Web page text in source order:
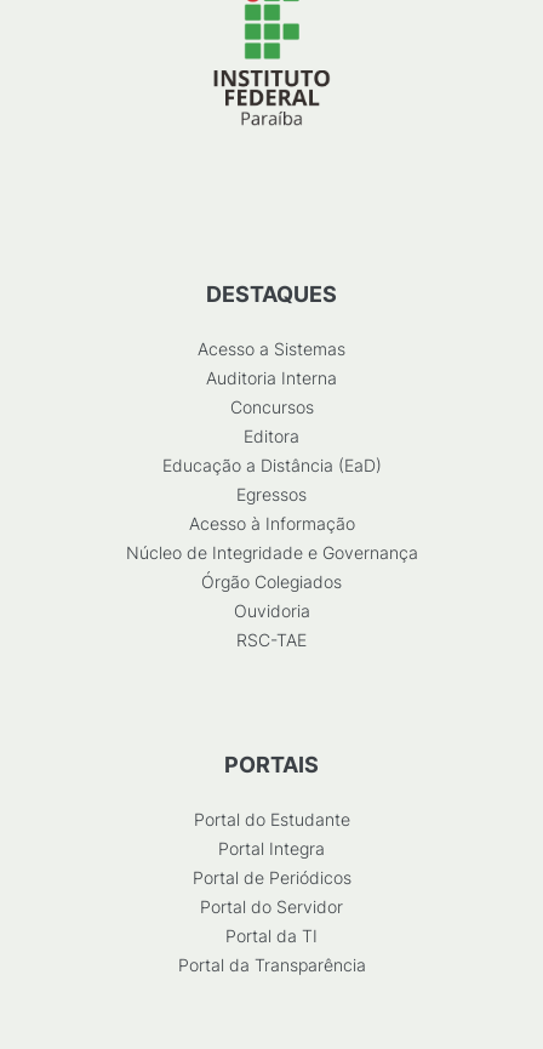
DESTAQUES
Acesso a Sistemas
Auditoria Interna
Concursos
Editora
Educação a Distância (EaD)
Egressos
Acesso à Informação
Núcleo de Integridade e Governança
Órgão Colegiados
Ouvidoria
RSC-TAE
PORTAIS
Portal do Estudante
Portal Integra
Portal de Periódicos
Portal do Servidor
Portal da TI
Portal da Transparência